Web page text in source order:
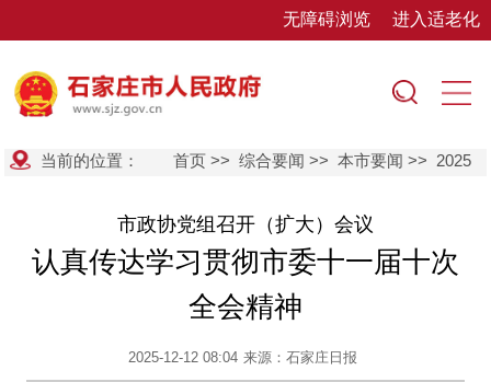
无障碍浏览 进入适老化
当前的位置： 首页 >>综合要闻 >>本市要闻 >> 2025
市政协党组召开（扩大）会议
认真传达学习贯彻市委十一届十次
全会精神
2025-12-12 08:04 来源：石家庄日报